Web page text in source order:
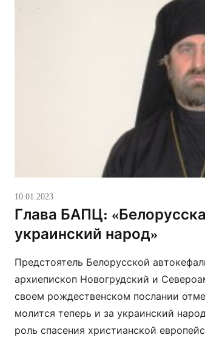
10.01.2023
Глава БАПЦ:
украинский народ»
Предстоятель Белорусской
архиепископ Новогрудский и
своем рождественском послании
молится теперь и за украинский
роль спасения христианской